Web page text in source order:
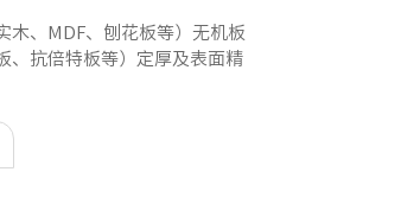
木、MDF、刨花板等）无机板
、抗倍特板等）定厚及表面精